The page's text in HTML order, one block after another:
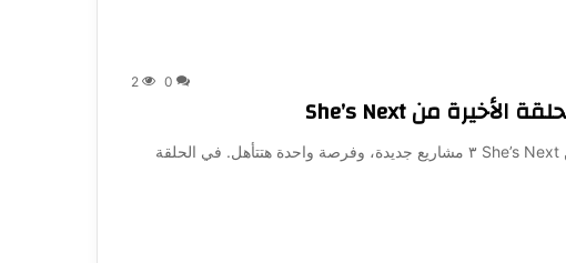
0
2
٣ متسابقات، وأفكار جديدة. | الحلقة الأخيرة من She’s Next ٣ مشاريع جديدة، وفرصة واحدة هتتأهل. في الحلقة